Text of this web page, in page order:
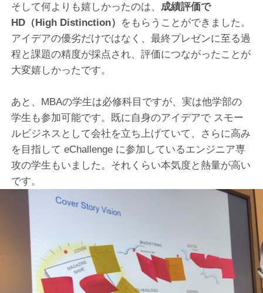
そして何よりも嬉しかったのは、 成績評価で
HD（High Distinction） をもらうことができました。
アイデアの優劣だけではなく、最終プレゼンに至る過
程と課題の精度が採点され、評価につながったことが
大変嬉しかったです。
あと、MBAの学生は必修科目ですが、実は他学部の
学生も参加可能です。既に自身のアイデアで スモー
ルビジネスとして会社を立ち上げていて、さらに高み
を目指して eChallenge に参加しているエンジニア専
攻の学生もいました。それくらい本気度と熱量が高い
です。